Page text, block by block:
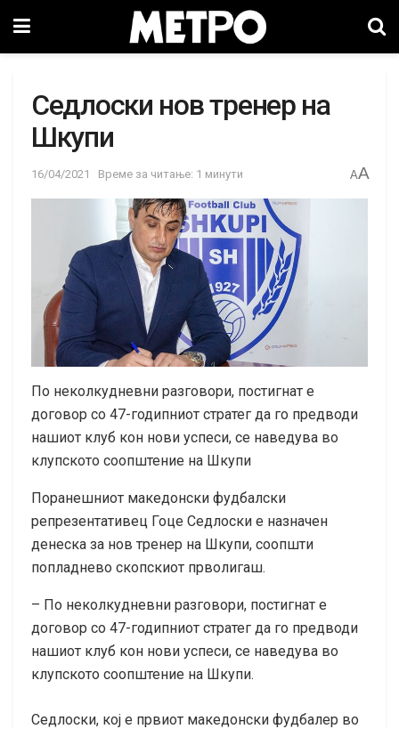
Седлоски нов тренер на
Шкупи
16/04/2021 Време за читање: 1 минути AA
По неколкудневни разговори, постигнат е
договор со 47-годипниот стратег да го предводи
нашиот клуб кон нови успеси, се наведува во
клупското соопштение на Шкупи
Поранешниот македонски фудбалски
репрезентативец Гоце Седлоски е назначен
денеска за нов тренер на Шкупи, соопшти
попладнево скопскиот прволигаш.
– По неколкудневни разговори, постигнат е
договор со 47-годипниот стратег да го предводи
нашиот клуб кон нови успеси, се наведува во
клупското соопштение на Шкупи.
Седлоски, кој е првиот македонски фудбалер во